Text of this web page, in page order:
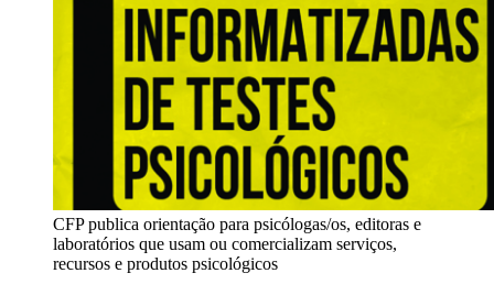
CFP publica orientação para psicólogas/os, editoras e
laboratórios que usam ou comercializam serviços,
recursos e produtos psicológicos